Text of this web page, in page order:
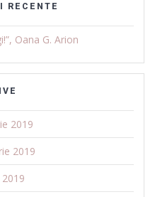
RECENTE
Oana G. Arion
2019
2019